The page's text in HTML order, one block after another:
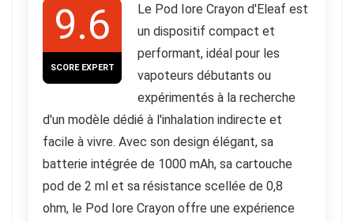
9.6
SCORE EXPERT
Le Pod Iore Crayon d'Eleaf est
un dispositif compact et
performant, idéal pour les
vapoteurs débutants ou
expérimentés à la recherche
d'un modèle dédié à l'inhalation indirecte et
facile à vivre. Avec son design élégant, sa
batterie intégrée de 1000 mAh, sa cartouche
pod de 2 ml et sa résistance scellée de 0,8
ohm, le Pod Iore Crayon offre une expérience